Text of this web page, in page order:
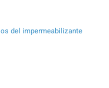
del impermeabilizante